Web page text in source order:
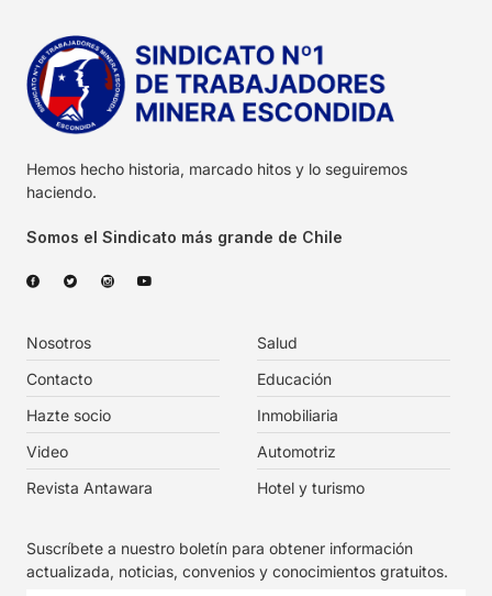
Hemos hecho historia, marcado hitos y lo seguiremos
haciendo.
Somos el Sindicato más grande de Chile
Nosotros
Contacto
Hazte socio
Video
Revista Antawara
Salud
Educación
Inmobiliaria
Automotriz
Hotel y turismo
Suscríbete a nuestro boletín para obtener información
actualizada, noticias, convenios y conocimientos gratuitos.